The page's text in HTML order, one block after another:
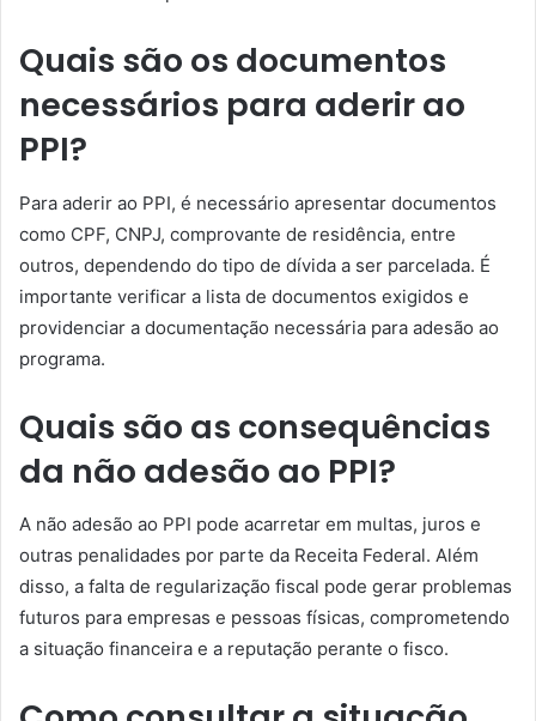
Quais são os documentos
necessários para aderir ao
PPI?
Para aderir ao PPI, é necessário apresentar documentos
como CPF, CNPJ, comprovante de residência, entre
outros, dependendo do tipo de dívida a ser parcelada. É
importante verificar a lista de documentos exigidos e
providenciar a documentação necessária para adesão ao
programa.
Quais são as consequências
da não adesão ao PPI?
A não adesão ao PPI pode acarretar em multas, juros e
outras penalidades por parte da Receita Federal. Além
disso, a falta de regularização fiscal pode gerar problemas
futuros para empresas e pessoas físicas, comprometendo
a situação financeira e a reputação perante o fisco.